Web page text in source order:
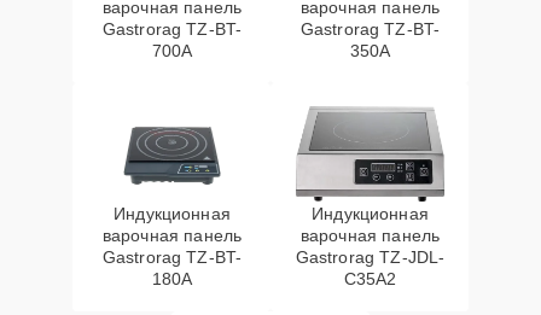
варочная панель
Gastrorag TZ-BT-
700A
варочная панель
Gastrorag TZ-BT-
350A
Индукционная
варочная панель
Gastrorag TZ-BT-
180A
Индукционная
варочная панель
Gastrorag TZ-JDL-
C35A2